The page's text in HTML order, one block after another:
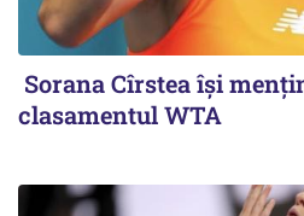
Sorana Cîrstea își
clasamentul WTA